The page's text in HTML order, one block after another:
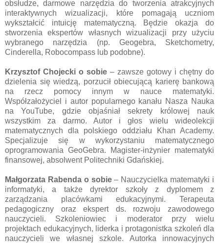
obsłudze, darmowe narzędzia do tworzenia atrakcyjnych
interaktywnych wizualizacji, które pomagają uczniom
wykształcić intuicję matematyczną. Będzie okazja do
stworzenia ekspertów własnych wizualizacji przy użyciu
wybranego narzędzia (np. Geogebra, Sketchometry,
Cinderella, Robocompass lub podobne).
Krzysztof Chojecki o sobie – zawsze gotowy i chętny do
dzielenia się wiedzą, porzucił obiecującą karierę bankową
na rzecz pomocy innym w nauce matematyki.
Współzałożyciel i autor popularnego kanału Nasza Nauka
na YouTube, gdzie objaśniał sekrety królowej nauk
wszystkim za darmo. Autor i głos wielu wideolekcji
matematycznych dla polskiego oddziału Khan Academy.
Specjalizuje się w wykorzystaniu matematycznego
oprogramowania GeoGebra. Magister-inżynier matematyki
finansowej, absolwent Politechniki Gdańskiej.
Małgorzata Rabendao sobie– Nauczycielka matematyki i
informatyki, a także dyrektor szkoły z dyplomem z
zarządzania placówkami edukacyjnymi. Terapeuta
pedagogiczny oraz ekspert ds. rozwoju zawodowego
nauczycieli. Szkoleniowiec i moderator przy wielu
projektach edukacyjnych, liderka i protagonistka szkoleń dla
nauczycieli we własnej szkole. Autorka innowacyjnych